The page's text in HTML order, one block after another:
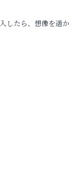
したら、想像を遥